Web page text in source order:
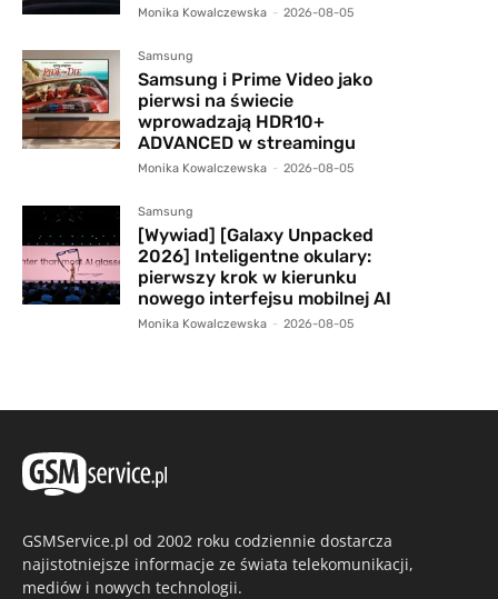
Monika Kowalczewska - 2026-08-05
Samsung
Samsung i Prime Video jako
pierwsi na świecie
wprowadzają HDR10+
ADVANCED w streamingu
Monika Kowalczewska - 2026-08-05
Samsung
[Wywiad] [Galaxy Unpacked
2026] Inteligentne okulary:
pierwszy krok w kierunku
nowego interfejsu mobilnej AI
Monika Kowalczewska - 2026-08-05
GSMService.pl od 2002 roku codziennie dostarcza
najistotniejsze informacje ze świata telekomunikacji,
mediów i nowych technologii.